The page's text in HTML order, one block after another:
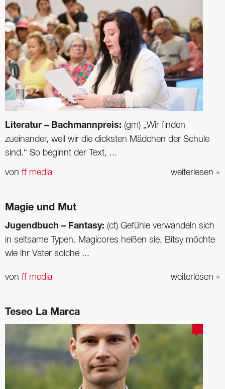
Literatur – Bachmannpreis: (gm) „Wir finden
zueinander, weil wir die dicksten Mädchen der Schule
sind.“ So beginnt der Text, ...
weiterlesen »
von ff media
Magie und Mut
Jugendbuch – Fantasy: (ct) Gefühle verwandeln sich
in seltsame Typen. Magicores heißen sie, Bitsy möchte
wie ihr Vater solche ...
weiterlesen »
von ff media
Teseo La Marca